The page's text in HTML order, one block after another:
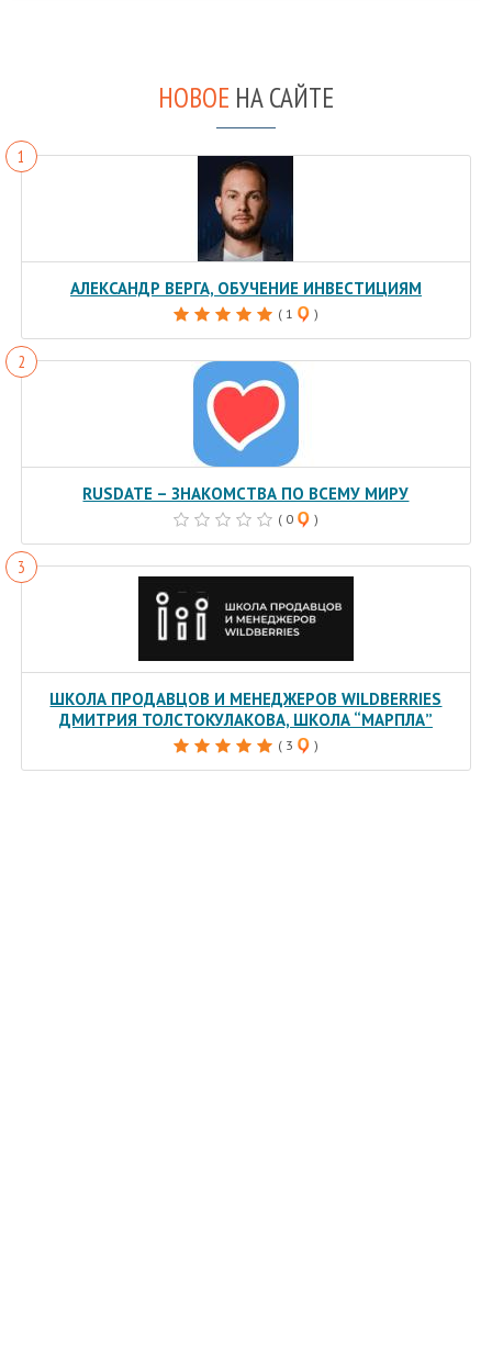
НОВОЕ НА САЙТЕ
АЛЕКСАНДР ВЕРГА, ОБУЧЕНИЕ ИНВЕСТИЦИЯМ
( 1 )
RUSDATE – ЗНАКОМСТВА ПО ВСЕМУ МИРУ
( 0 )
ШКОЛА ПРОДАВЦОВ И МЕНЕДЖЕРОВ WILDBERRIES
ДМИТРИЯ ТОЛСТОКУЛАКОВА, ШКОЛА “МАРПЛА”
( 3 )